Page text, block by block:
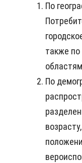
По
также
По